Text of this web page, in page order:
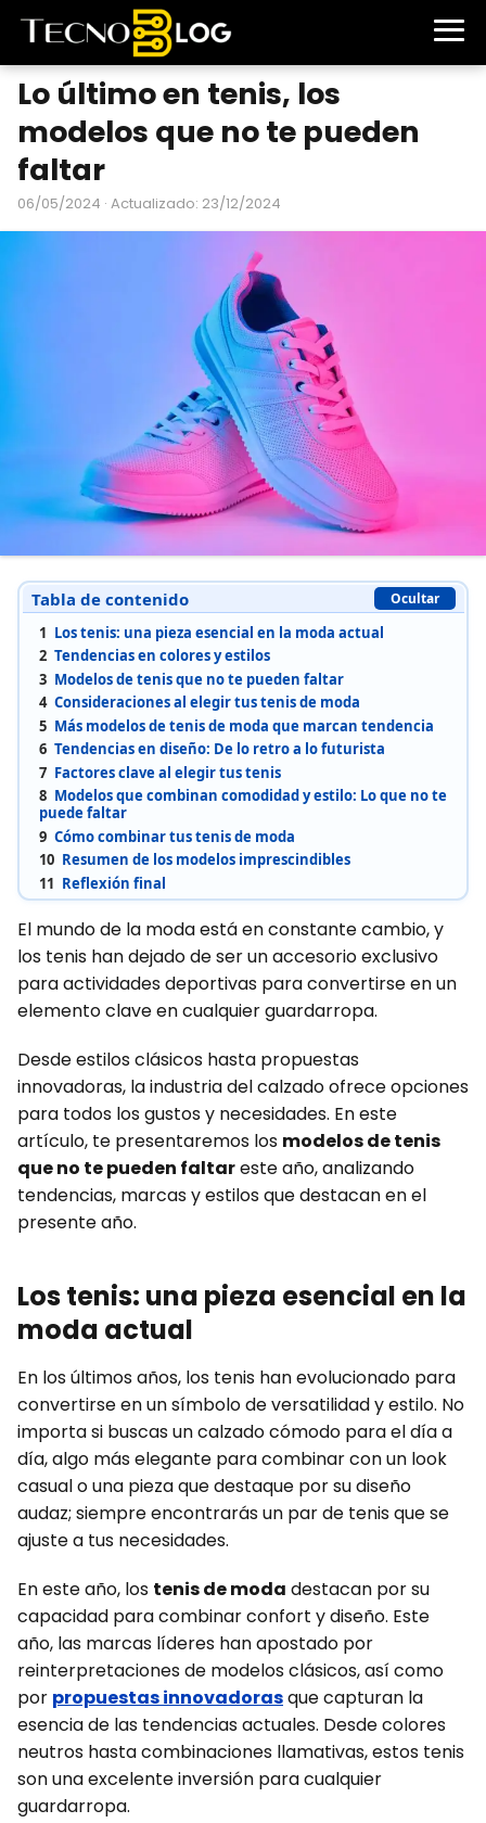
Lo último en tenis, los
modelos que no te pueden
faltar
06/05/2024 · Actualizado: 23/12/2024
Tabla de contenido Ocultar
1 Los tenis: una pieza esencial en la moda actual
2 Tendencias en colores y estilos
3 Modelos de tenis que no te pueden faltar
4 Consideraciones al elegir tus tenis de moda
5 Más modelos de tenis de moda que marcan tendencia
6 Tendencias en diseño: De lo retro a lo futurista
7 Factores clave al elegir tus tenis
8 Modelos que combinan comodidad y estilo: Lo que no te
puede faltar
9 Cómo combinar tus tenis de moda
10 Resumen de los modelos imprescindibles
11 Reflexión final
El mundo de la moda está en constante cambio, y
los tenis han dejado de ser un accesorio exclusivo
para actividades deportivas para convertirse en un
elemento clave en cualquier guardarropa.
Desde estilos clásicos hasta propuestas
innovadoras, la industria del calzado ofrece opciones
para todos los gustos y necesidades. En este
artículo, te presentaremos los modelos de tenis
que no te pueden faltareste año, analizando
tendencias, marcas y estilos que destacan en el
presente año.
Los tenis: una pieza esencial en la
moda actual
En los últimos años, los tenis han evolucionado para
convertirse en un símbolo de versatilidad y estilo. No
importa si buscas un calzado cómodo para el día a
día, algo más elegante para combinar con un look
casual o una pieza que destaque por su diseño
audaz; siempre encontrarás un par de tenis que se
ajuste a tus necesidades.
En este año, los tenis de moda destacan por su
capacidad para combinar confort y diseño. Este
año, las marcas líderes han apostado por
reinterpretaciones de modelos clásicos, así como
por propuestas innovadorasque capturan la
esencia de las tendencias actuales. Desde colores
neutros hasta combinaciones llamativas, estos tenis
son una excelente inversión para cualquier
guardarropa.